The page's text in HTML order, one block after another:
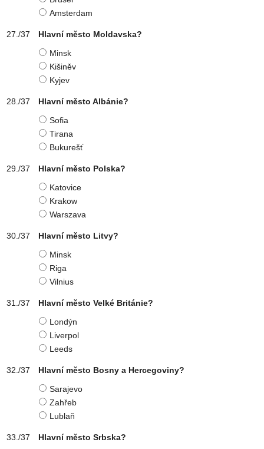
Amsterdam
Hlavní město Moldavska?
Minsk
Kišiněv
Kyjev
Hlavní město Albánie?
Sofia
Tirana
Bukurešť
Hlavní město Polska?
Katovice
Krakow
Warszava
Hlavní město Litvy?
Minsk
Riga
Vilnius
Hlavní město Velké Británie?
Londýn
Liverpol
Leeds
Hlavní město Bosny a Hercegoviny?
Sarajevo
Zahřeb
Lublaň
Hlavní město Srbska?